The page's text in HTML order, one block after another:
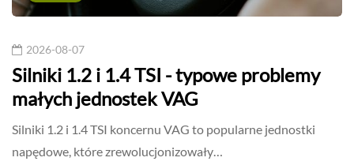
2026-08-07
Silniki 1.2 i 1.4 TSI - typowe problemy
małych jednostek VAG
Silniki 1.2 i 1.4 TSI koncernu VAG to popularne jednostki
napędowe, które zrewolucjonizowały…